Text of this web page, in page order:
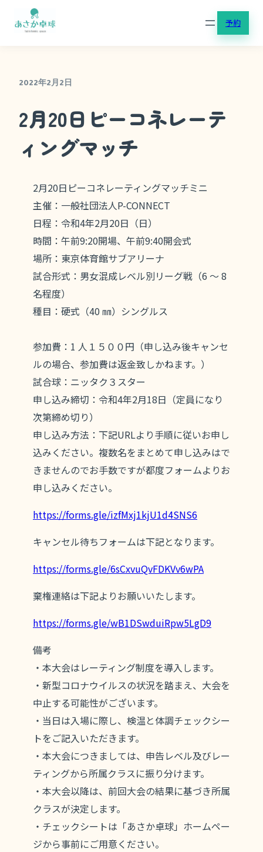
予約
2022年2月2日
2月20日ピーコネレーテ
ィングマッチ
2月20日ピーコネレーティングマッチミニ
主催：一般社団法人P-CONNECT
日程：令和4年2月20日（日）
時間：午前9:20開場、午前9:40開会式
場所：東京体育館サブアリーナ
試合形式：男女混成レベル別リーグ戦（6 ～ 8
名程度）
種目：硬式（40 ㎜）シングルス
参加費：1 人１５００円（申し込み後キャンセ
ルの場合、参加費は返金致しかねます。）
試合球：ニッタク３スター
申し込み締切：令和4年2月18日（定員になり
次第締め切り）
申し込み方法：下記URLより手順に従いお申し
込みください。複数名をまとめて申し込みはで
きませんのでお手数ですが都度フォームよりお
申し込みください。
https://forms.gle/izfMxj1kjU1d4SNS6
キャンセル待ちフォームは下記となります。
https://forms.gle/6sCxvuQvFDKVv6wPA
棄権連絡は下記よりお願いいたします。
https://forms.gle/wB1DSwduiRpw5LgD9
備考
・本大会はレーティング制度を導入します。
・新型コロナウイルスの状況を踏まえ、大会を
中止する可能性がございます。
・当日は入場に際し、検温と体調チェックシー
トをご記入いただきます。
・本大会につきましては、申告レベル及びレー
ティングから所属クラスに振り分けます。
・本大会以降は、前回大会の結果に基づき所属
クラスが決定します。
・チェックシートは「あさか卓球」ホームペー
ジから事前にご用意ください。